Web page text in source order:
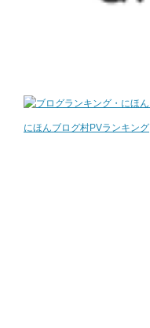
にほんブログ村PVランキング